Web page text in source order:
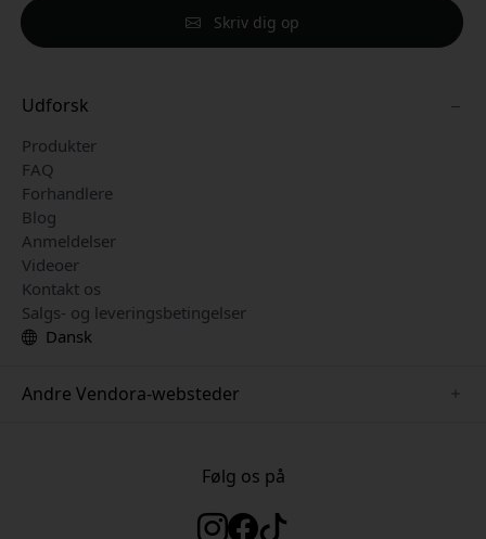
Skriv dig op
Udforsk
Produkter
FAQ
Forhandlere
Blog
Anmeldelser
Videoer
Kontakt os
Salgs- og leveringsbetingelser
Dansk
Andre Vendora-websteder
Følg os på